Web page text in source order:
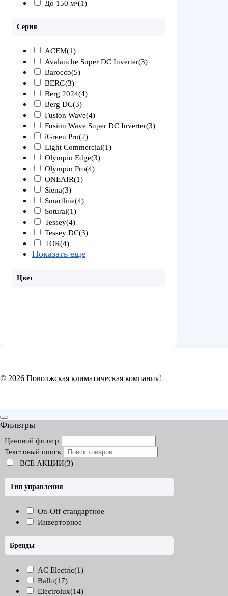
До 150 м²(1)
Серия
ACEM(1)
Avalanche Super DC Inverter(3)
Barocco(5)
BERG(3)
Berg 2024(4)
Berg DC(3)
Fusion Wave(4)
Fusion Wave Super DC Inverter(3)
iGreen Pro(2)
Light Commercial(1)
Olympio Edge(3)
Olympio Pro(4)
ONEAIR(1)
Siena(3)
Smartline(4)
Soturai(1)
Tessey(4)
Tessey DC(3)
TOR(4)
Показать еще
Цвет
© 2026 Поволжская климатическая компания!
Фильтры
Ценовой фильтр
Текстовый поиск
ВСЕ АКЦИИ(3)
Тип управления
On-Off стандартное
Инверторное
Бренды
AC Electric(1)
Ballu(17)
Electrolux(14)